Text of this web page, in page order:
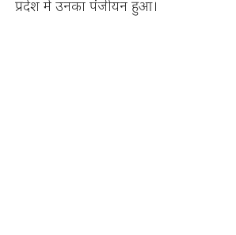
प्रदेश में उनका पंजीयन हुआ।